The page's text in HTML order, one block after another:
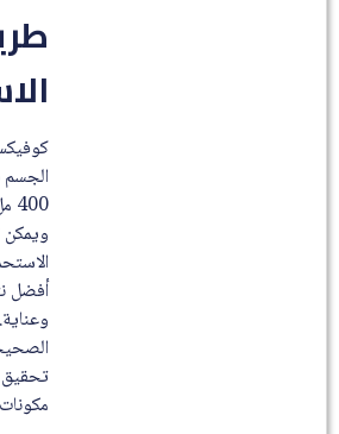
كوفيكس
الجسم
400
ويمكن
أفضل
وعناية.
تحقيق
مكونات